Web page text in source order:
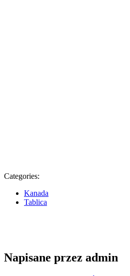
Categories:
Kanada
Tablica
Napisane przez admin